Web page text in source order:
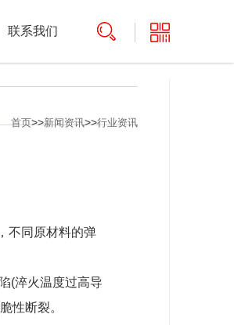
联系我们
首页>>新闻资讯>>行业资讯
不同原材料的弹
(淬火温度过高导
性断裂。